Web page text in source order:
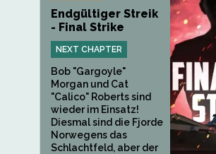
Endgültiger Streik
- Final Strike
NEXT CHAPTER
Bob "Gargoyle"
Morgan und Cat
"Calico" Roberts sind
wieder im Einsatz!
Diesmal sind die Fjorde
Norwegens das
Schlachtfeld, aber der